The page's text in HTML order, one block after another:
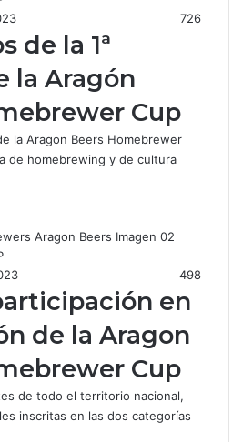
726
de la 1ª
la Aragón
Cup
la Aragon Beers Homebrewer
de homebrewing y de cultura
498
en
de la Aragon
Cup
de todo el territorio nacional,
inscritas en las dos categorías